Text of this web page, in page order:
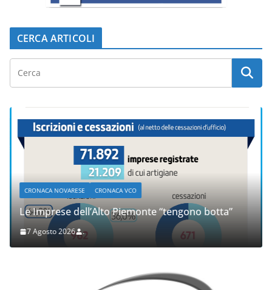
CERCA ARTICOLI
CRONACA NOVARESE CRONACA VCO
Le Imprese dell’Alto Piemonte “tengono botta”
7 Agosto 2026 .